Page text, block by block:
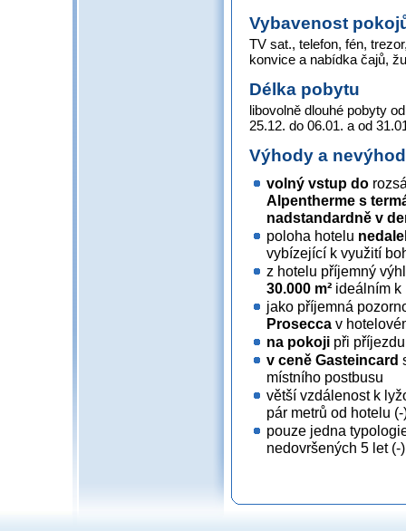
Vybavenost
TV sat., telefon, fén,
konvice a nabídka čajů,
Délka pobytu
libovolně dlouhé pobyty
25.12. do 06.01. a od
Výhody a
volný vstup do
Alpentherme s
nadstandardně v
poloha hotelu
vybízející k využití
z hotelu příjemný
30.000 m² ideálním k
jako příjemná
Prosecca v
na pokoji při
v ceně Gasteincard
místního postbusu
větší vzdálenost k
pár metrů od hotelu (-
pouze jedna
nedovršených 5 let (-)